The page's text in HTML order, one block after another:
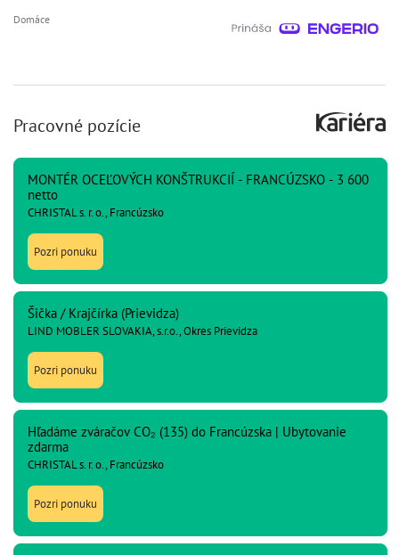
Domáce
Pracovné pozície
MONTÉR OCEĽOVÝCH KONŠTRUKCIÍ - FRANCÚZSKO - 3 600
netto
CHRISTAL s. r. o., Francúzsko
Pozri ponuku
Šička / Krajčírka (Prievidza)
LIND MOBLER SLOVAKIA, s.r.o., Okres Prievidza
Pozri ponuku
Hľadáme zváračov CO₂ (135) do Francúzska | Ubytovanie
zdarma
CHRISTAL s. r. o., Francúzsko
Pozri ponuku